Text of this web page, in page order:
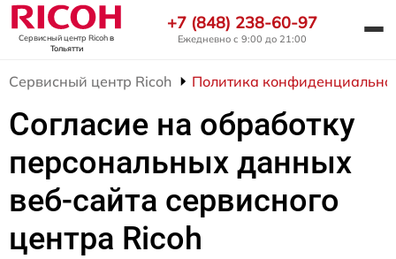
Сервисный центр Ricohв
Тольятти
+7 (848) 238-60-97
Ежедневно с 9:00 до 21:00
Сервисный центр Ricoh Политика
Согласие на обработку
персональных данных
веб-сайта сервисного
центра Ricoh